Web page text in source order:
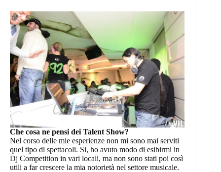
Che cosa ne pensi dei Talent Show?
Nel corso delle mie esperienze non mi sono mai serviti
quel tipo di spettacoli. Si, ho avuto modo di esibirmi in
Dj Competition in vari locali, ma non sono stati poi così
utili a far crescere la mia notorietà nel settore musicale.